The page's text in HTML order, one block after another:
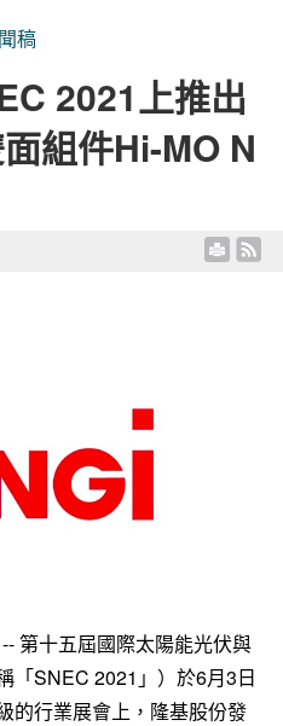
稿
2021上推出
組件Hi-MO N
第十五屆國際太陽能光伏與
「SNEC 2021」）於6月3日
的行業展會上，隆基股份發